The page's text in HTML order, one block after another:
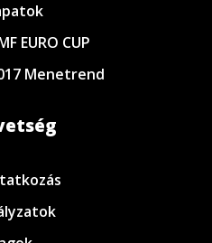
EURO CUP
Menetrend